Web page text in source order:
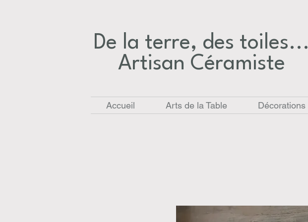
De la terre, des toiles...​
Artisan Céramiste
Accueil Arts de la Table Décorations